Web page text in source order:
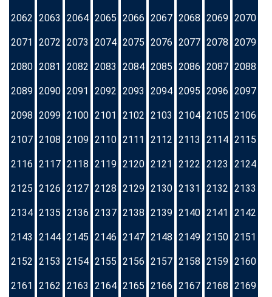
2062 2063 2064 2065 2066 2067 2068 2069 2070
2071 2072 2073 2074 2075 2076 2077 2078 2079
2080 2081 2082 2083 2084 2085 2086 2087 2088
2089 2090 2091 2092 2093 2094 2095 2096 2097
2098 2099 2100 2101 2102 2103 2104 2105 2106
2107 2108 2109 2110 2111 2112 2113 2114 2115
2116 2117 2118 2119 2120 2121 2122 2123 2124
2125 2126 2127 2128 2129 2130 2131 2132 2133
2134 2135 2136 2137 2138 2139 2140 2141 2142
2143 2144 2145 2146 2147 2148 2149 2150 2151
2152 2153 2154 2155 2156 2157 2158 2159 2160
2161 2162 2163 2164 2165 2166 2167 2168 2169